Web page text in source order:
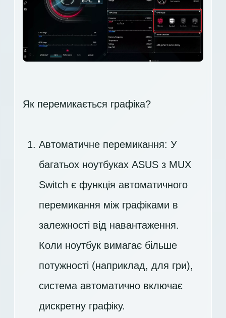
Як перемикається графіка?
Автоматичне перемикання: У
багатьох ноутбуках ASUS з MUX
Switch є функція автоматичного
перемикання між графіками в
залежності від навантаження.
Коли ноутбук вимагає більше
потужності (наприклад, для гри),
система автоматично включає
дискретну графіку.